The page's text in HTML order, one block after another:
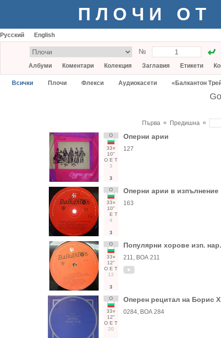
ПЛОЧИ ОТ
Русский English
№
Албуми Коментари Колекция Заглавия Етикети
Всички Плочи Флекси Аудиокасети «Балкантон
Първа « Предишна «
О
33○
10"
О Е Т
3
3
Оперни арии
127
О
33○
10"
Е Т
4
3
Оперни арии в
163
О
33○
12"
О Е Т
12
3
Популярни хорове изп.
211, ВОА 211
О
33○
12"
О Е Т
20
Оперен рецитал на Борис
0284, ВОА 284